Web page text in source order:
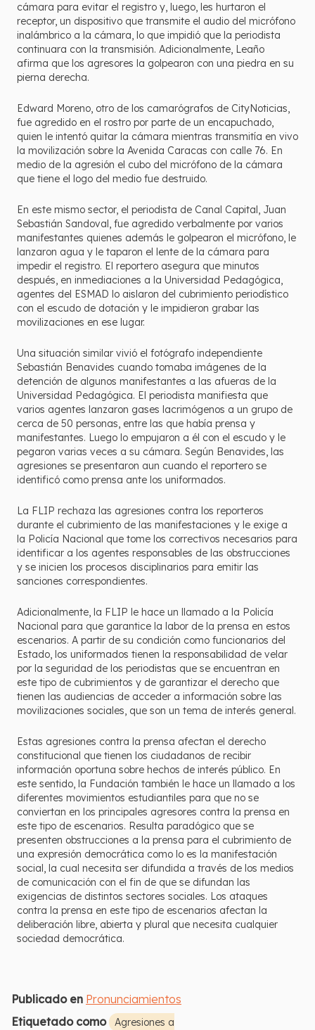
cámara para evitar el registro y, luego, les hurtaron el
receptor, un dispositivo que transmite el audio del micrófono
inalámbrico a la cámara, lo que impidió que la periodista
continuara con la transmisión. Adicionalmente, Leaño
afirma que los agresores la golpearon con una piedra en su
pierna derecha.
Edward Moreno, otro de los camarógrafos de CityNoticias,
fue agredido en el rostro por parte de un encapuchado,
quien le intentó quitar la cámara mientras transmitía en vivo
la movilización sobre la Avenida Caracas con calle 76. En
medio de la agresión el cubo del micrófono de la cámara
que tiene el logo del medio fue destruido.
En este mismo sector, el periodista de Canal Capital, Juan
Sebastián Sandoval, fue agredido verbalmente por varios
manifestantes quienes además le golpearon el micrófono, le
lanzaron agua y le taparon el lente de la cámara para
impedir el registro. El reportero asegura que minutos
después, en inmediaciones a la Universidad Pedagógica,
agentes del ESMAD lo aislaron del cubrimiento periodístico
con el escudo de dotación y le impidieron grabar las
movilizaciones en ese lugar.
Una situación similar vivió el fotógrafo independiente
Sebastián Benavides cuando tomaba imágenes de la
detención de algunos manifestantes a las afueras de la
Universidad Pedagógica. El periodista manifiesta que
varios agentes lanzaron gases lacrimógenos a un grupo de
cerca de 50 personas, entre las que había prensa y
manifestantes. Luego lo empujaron a él con el escudo y le
pegaron varias veces a su cámara. Según Benavides, las
agresiones se presentaron aun cuando el reportero se
identificó como prensa ante los uniformados.
La FLIP rechaza las agresiones contra los reporteros
durante el cubrimiento de las manifestaciones y le exige a
la Policía Nacional que tome los correctivos necesarios para
identificar a los agentes responsables de las obstrucciones
y se inicien los procesos disciplinarios para emitir las
sanciones correspondientes.
Adicionalmente, la FLIP le hace un llamado a la Policía
Nacional para que garantice la labor de la prensa en estos
escenarios. A partir de su condición como funcionarios del
Estado, los uniformados tienen la responsabilidad de velar
por la seguridad de los periodistas que se encuentran en
este tipo de cubrimientos y de garantizar el derecho que
tienen las audiencias de acceder a información sobre las
movilizaciones sociales, que son un tema de interés general.
Estas agresiones contra la prensa afectan el derecho
constitucional que tienen los ciudadanos de recibir
información oportuna sobre hechos de interés público. En
este sentido, la Fundación también le hace un llamado a los
diferentes movimientos estudiantiles para que no se
conviertan en los principales agresores contra la prensa en
este tipo de escenarios. Resulta paradógico que se
presenten obstrucciones a la prensa para el cubrimiento de
una expresión democrática como lo es la manifestación
social, la cual necesita ser difundida a través de los medios
de comunicación con el fin de que se difundan las
exigencias de distintos sectores sociales. Los ataques
contra la prensa en este tipo de escenarios afectan la
deliberación libre, abierta y plural que necesita cualquier
sociedad democrática.
Publicado en Pronunciamientos
Etiquetado como
Agresiones a